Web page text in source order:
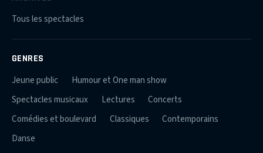
Tous les spectacles
GENRES
Jeune public
Humour et One man show
Spectacles musicaux
Lectures
Concerts
Comédies et boulevard
Classiques
Contemporains
Danse